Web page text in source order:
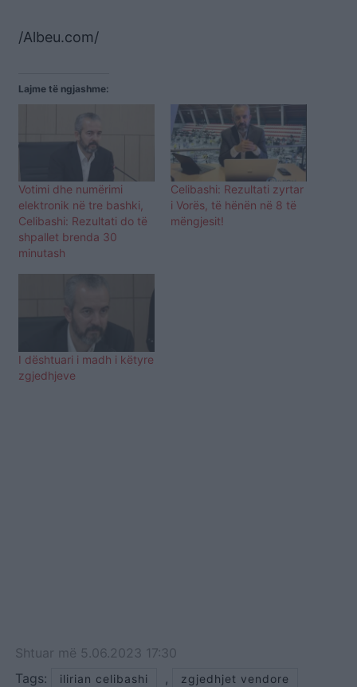
/Albeu.com/
Lajme të ngjashme:
Votimi dhe numërimi
elektronik në tre bashki,
Celibashi: Rezultati do të
shpallet brenda 30
minutash
Celibashi: Rezultati zyrtar
i Vorës, të hënën në 8 të
mëngjesit!
I dështuari i madh i këtyre
zgjedhjeve
Shtuar më 5.06.2023 17:30
Tags:
ilirian celibashi , zgjedhjet vendore